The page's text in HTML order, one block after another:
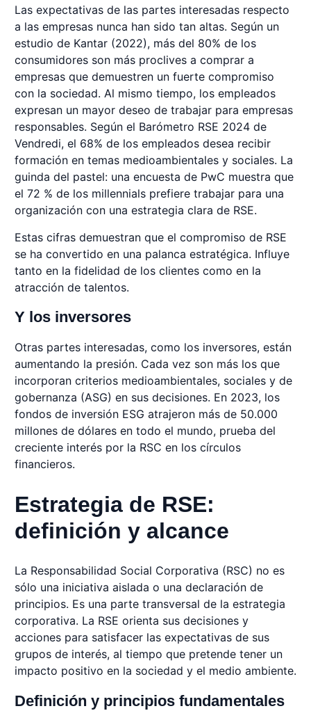
Las expectativas de las partes interesadas respecto
a las empresas nunca han sido tan altas. Según un
estudio de Kantar (2022), más del 80% de los
consumidores son más proclives a comprar a
empresas que demuestren un fuerte compromiso
con la sociedad. Al mismo tiempo, los empleados
expresan un mayor deseo de trabajar para empresas
responsables. Según el Barómetro RSE 2024 de
Vendredi, el 68% de los empleados desea recibir
formación en temas medioambientales y sociales. La
guinda del pastel: una encuesta de PwC muestra que
el 72 % de los millennials prefiere trabajar para una
organización con una estrategia clara de RSE.
Estas cifras demuestran que el compromiso de RSE
se ha convertido en una palanca estratégica. Influye
tanto en la fidelidad de los clientes como en la
atracción de talentos.
Y los inversores
Otras partes interesadas, como los inversores, están
aumentando la presión. Cada vez son más los que
incorporan criterios medioambientales, sociales y de
gobernanza (ASG) en sus decisiones. En 2023, los
fondos de inversión ESG atrajeron más de 50.000
millones de dólares en todo el mundo, prueba del
creciente interés por la RSC en los círculos
financieros.
Estrategia de RSE:
definición y alcance
La Responsabilidad Social Corporativa (RSC) no es
sólo una iniciativa aislada o una declaración de
principios. Es una parte transversal de la estrategia
corporativa. La RSE orienta sus decisiones y
acciones para satisfacer las expectativas de sus
grupos de interés, al tiempo que pretende tener un
impacto positivo en la sociedad y el medio ambiente.
Definición y principios fundamentales